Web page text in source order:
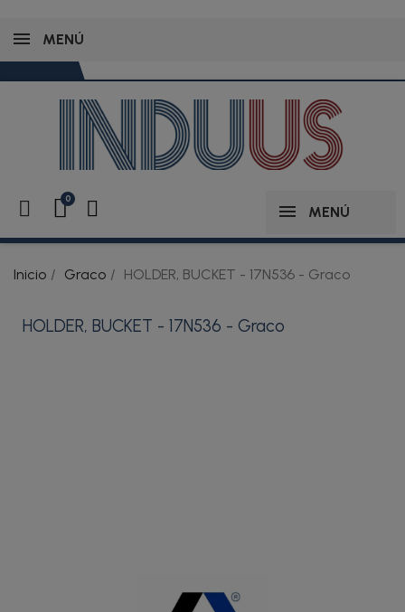
MENÚ
MENÚ
Inicio Graco HOLDER, BUCKET - 17N536 - Graco
HOLDER, BUCKET - 17N536 - Graco